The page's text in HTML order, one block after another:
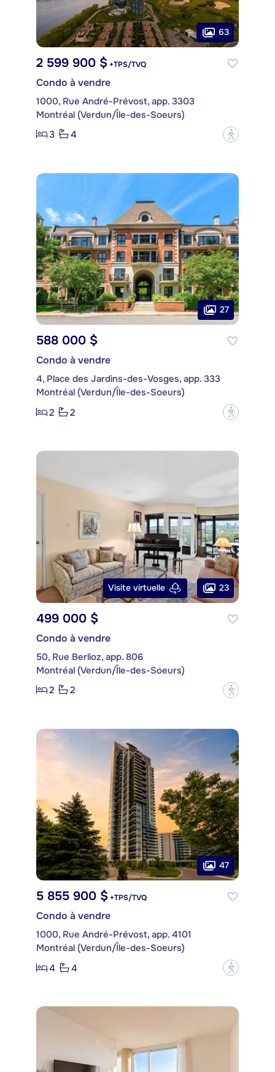
63
2 599 900 $ +TPS/TVQ
Condo à vendre
1000, Rue André-Prévost, app. 3303
Montréal (Verdun/Île-des-Soeurs)
3
4 ?
27
588 000 $
Condo à vendre
4, Place des Jardins-des-Vosges, app. 333
Montréal (Verdun/Île-des-Soeurs)
2
2 ?
Visite virtuelle 23
499 000 $
Condo à vendre
50, Rue Berlioz, app. 806
Montréal (Verdun/Île-des-Soeurs)
2
2 ?
47
5 855 900 $ +TPS/TVQ
Condo à vendre
1000, Rue André-Prévost, app. 4101
Montréal (Verdun/Île-des-Soeurs)
4
4 ?